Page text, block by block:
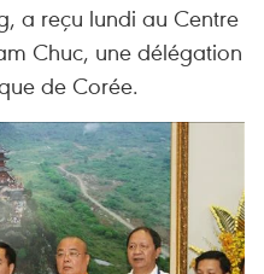
a reçu lundi au Centre
Chuc, une délégation
de Corée.